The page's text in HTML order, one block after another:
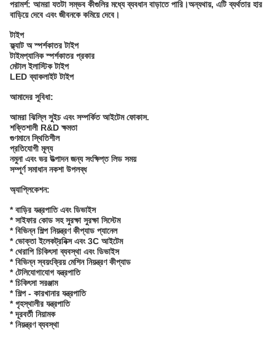
পরামর্শ: আমরা যতটা সম্ভব কীগুলির মধ্যে ব্যবধান বাড়াতে পারি।অন্যথায়, এটি ব্যর্থতার হার
বাড়িয়ে দেবে এবং জীবনকে কমিয়ে দেবে।
টাইপ
ফ্ল্যাট অ স্পর্শকাতর টাইপ
টাইমপ্যানিক স্পর্শকাতর প্রকার
মেটাল ইলাস্টিক টাইপ
LED ব্যাকলাইট টাইপ
আমাদের সুবিধা:
আমরা ঝিল্লি সুইচ এবং সম্পর্কিত আইটেম ফোকাস.
শক্তিশালী R&D ক্ষমতা
গুণমানে স্থিতিশীল
প্রতিযোগী মূল্য
নমুনা এবং ভর উত্পাদন জন্য সংক্ষিপ্ত লিড সময়
সম্পূর্ণ সমাধান নকশা উপলব্ধ
অ্যাপ্লিকেশন:
* বাড়ির যন্ত্রপাতি এবং ডিভাইস
* সাইফার কোড সহ সুরক্ষা সুরক্ষা সিস্টেম
* বিভিন্ন শিল্প নিয়ন্ত্রণ কীপ্যাড প্যানেল
* ভোক্তা ইলেকট্রনিক্স এবং 3C আইটেম
* থেরাপি চিকিৎসা ব্যবস্থা এবং ডিভাইস
* বিভিন্ন স্বয়ংক্রিয় মেশিন নিয়ন্ত্রণ কীপ্যাড
* টেলিযোগাযোগ যন্ত্রপাতি
* চিকিৎসা সরঞ্জাম
* শিল্প - কারখানার যন্ত্রপাতি
* গৃহস্থালীর যন্ত্রপাতি
* দূরবর্তী নিয়ামক
* নিয়ন্ত্রণ ব্যবস্থা